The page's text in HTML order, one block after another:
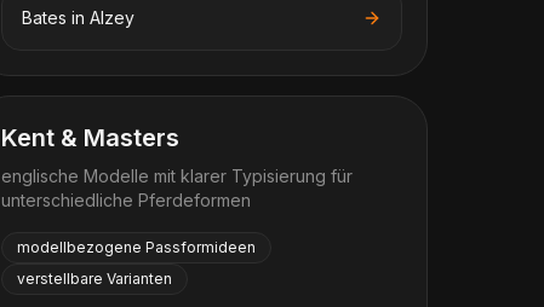
Bates in Alzey
Kent & Masters
englische Modelle mit klarer Typisierung für
unterschiedliche Pferdeformen
modellbezogene Passformideen
verstellbare Varianten